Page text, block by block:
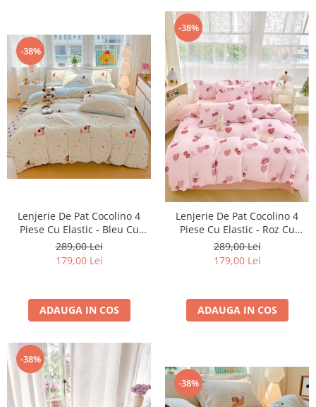
-38%
Lenjerie De Pat Cocolino 4
Piese Cu Elastic - Bleu Cu
Catei
289,00 Lei
179,00 Lei
ADAUGA IN COS
-38%
Lenjerie De Pat Cocolino 4
Piese Cu Elastic - Roz Cu
Cirese Si Inimioare
289,00 Lei
179,00 Lei
ADAUGA IN COS
-38%
-38%